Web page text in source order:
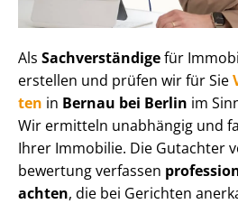
Als Sachverständigefür
erstellen und prüfen wir für Sie
ten in Bernau bei Berlin im
Wir ermitteln unabhängig und
Ihrer Immobilie. Die Gutachter
be­wer­tung verfassen
ach­ten, die bei Gerichten